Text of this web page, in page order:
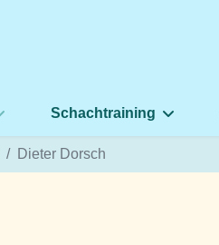
Schachtraining
Dieter Dorsch